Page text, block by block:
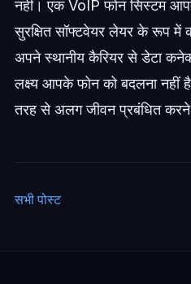
नहीं। एक VoIP फोन सिस्टम
सुरक्षित सॉफ्टवेयर लेयर के रूप में
अपने स्थानीय कैरियर से डेटा
लक्ष्य आपके फोन को बदलना नहीं
तरह से अलग जीवन प्रबंधित करने
सभी पोस्ट